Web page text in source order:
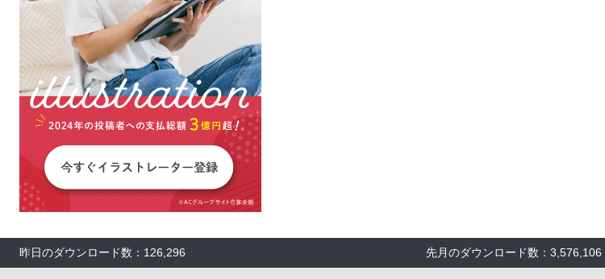
昨日のダウンロード数：126,296 先月のダウンロード数：3,576,106